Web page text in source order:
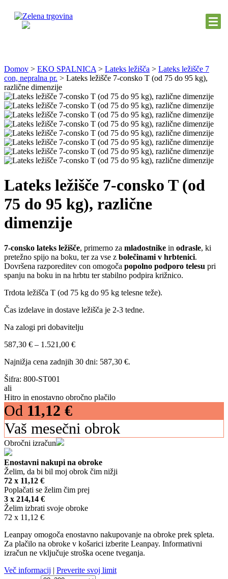
Domov > EKO SPALNICA > Lateks ležišča > Lateks ležišče 7
con, nepralna pr. > Lateks ležišče 7-consko T (od 75 do 95 kg),
različne dimenzije
Lateks ležišče 7-consko T (od
75 do 95 kg), različne
dimenzije
7-consko lateks ležišče, primerno za mladostnike in odrasle, ki
pretežno spijo na boku, ter za vse z bolečinami v hrbtenici.
Dovršena razporeditev con omogoča popolno podporo telesu pri
spanju na boku in na hrbtu ter stabilno podpira križnico.
Trdota ležišča T (od 75 kg do 95 kg telesne teže).
Čas izdelave in dostave ležišča je 2-3 tedne.
Na zalogi pri dobavitelju
587,30 € – 1.521,00 €Cenovni
od
Najnižja cena zadnjih 30 dni: 587,30 €.
Šifra: 800-ST001
ali
Hitro in enostavno obročno plačilo
Od 11,12 €
Vaš mesečni obrok
Obročni izračun
Enostavni nakupi na obroke
Želim, da bi bil moj obrok čim nižji
72 x 11,12 €
Poplačati se želim čim prej
3 x 214,14 €
Želim izbrati svoje obroke
72 x 11,12 €
Leanpay omogoča enostavno nakupovanje na obroke prek spleta.
Za plačilo na obroke v košarici izberite Leanpay. Informativni
izračun ne vključuje stroška ocene tveganja.
Več informacij | Preverite svoj limit